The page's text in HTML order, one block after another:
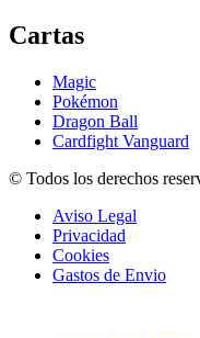
Cartas
Magic
Pokémon
Dragon Ball
Cardfight Vanguard
© Todos los derechos
Aviso Legal
Privacidad
Cookies
Gastos de Envio